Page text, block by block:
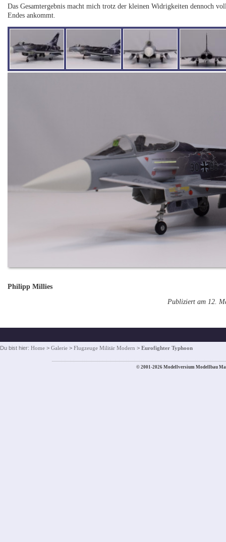
Das Gesamtergebnis macht mich trotz der kleinen Widrigkeiten dennoch
Endes ankommt.
Philipp Millies
Publiziert am 12.
Du bist hier: Home > Galerie > Flugzeuge Militär Modern > Eurofighter Typhoon
© 2001-2026 Modellversium Modellbau